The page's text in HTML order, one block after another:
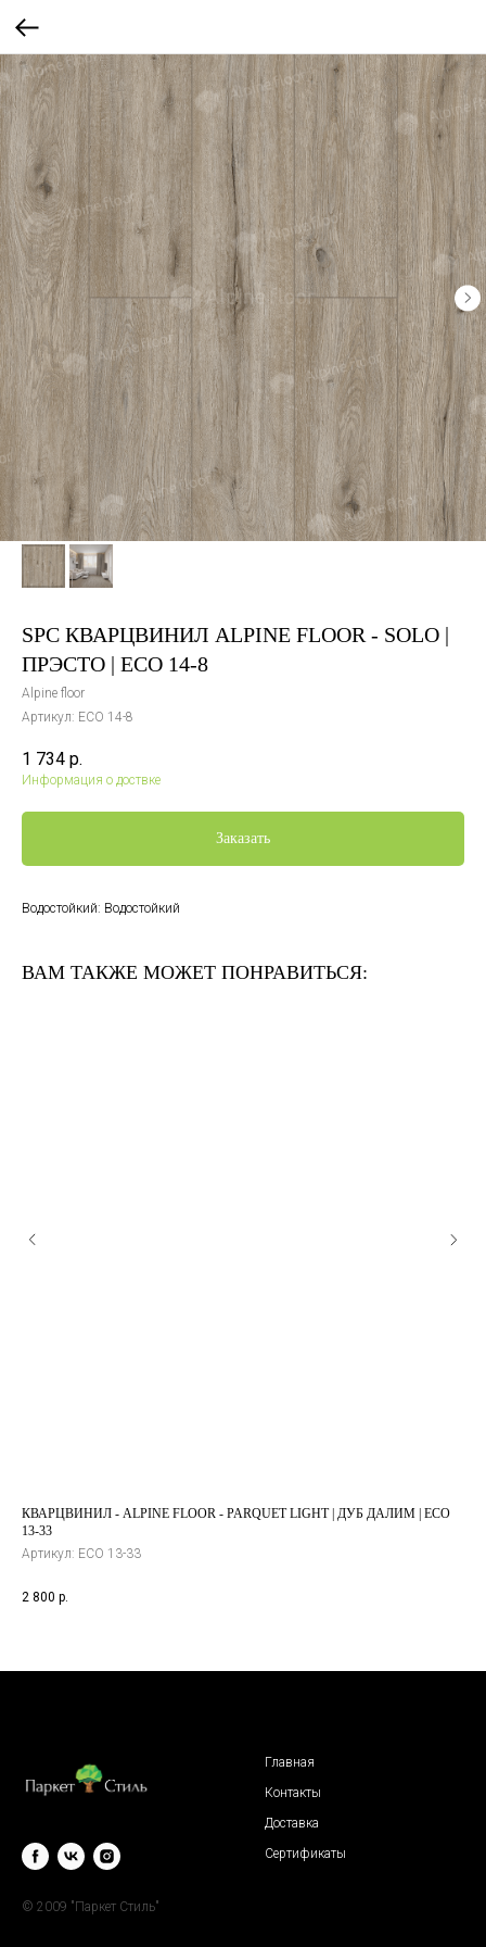
SPC КВАРЦВИНИЛ ALPINE FLOOR - SOLO |
ПРЭСТО | ECO 14-8
Alpine floor
Артикул: ECO 14-8
1 734 р.
Информация о доствке
Заказать
Водостойкий: Водостойкий
ВАМ ТАКЖЕ МОЖЕТ ПОНРАВИТЬСЯ:
КВАРЦВИНИЛ - ALPINE FLOOR - PARQUET LIGHT | ДУБ ДАЛИМ | ЕСО
13-33
Артикул: ЕСО 13-33
2 800 р.
© 2009 "Паркет Стиль"
Главная
Контакты
Доставка
Сертификаты